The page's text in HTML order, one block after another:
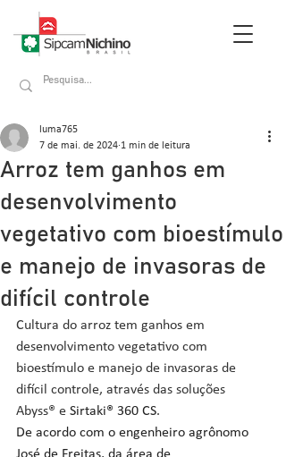
Arroz tem ganhos em
desenvolvimento
vegetativo com bioestímulo
e manejo de invasoras de
difícil controle
luma765
7 de mai. de 2024 1 min de leitura
Cultura do arroz tem ganhos em
desenvolvimento vegetativo com
bioestímulo e manejo de invasoras de
difícil controle, através das soluções
Abyss® e Sirtaki® 360 CS.
De acordo com o engenheiro agrônomo